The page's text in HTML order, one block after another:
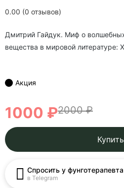
0.00 (0 отзывов)
Дмитрий Гайдук. Миф о
вещества в мировой литературе:
Акция
1000 ₽2000 ₽
Купить
Спросить у фунготерапевта
в Telegram